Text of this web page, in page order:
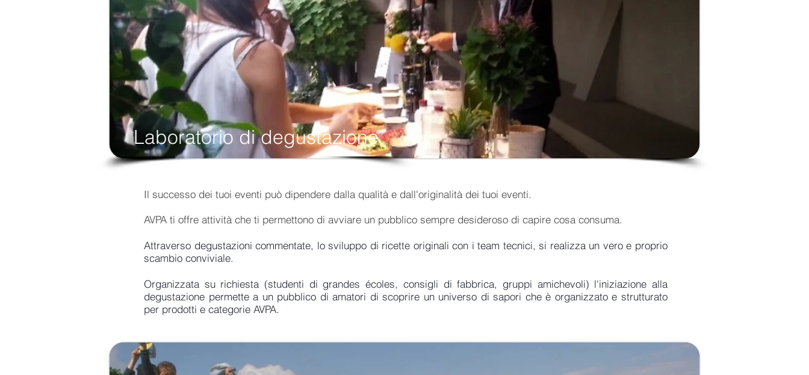
Laboratorio di degustazione
Il successo dei tuoi eventi può dipendere dalla qualità e dall'originalità dei tuoi eventi.
AVPA ti offre attività che ti permettono di avviare un pubblico sempre desideroso di capire cosa consuma.
Attraverso degustazioni commentate, lo sviluppo di ricette originali con i team tecnici, si realizza un vero e proprio
scambio conviviale.
Organizzata su richiesta (studenti di grandes écoles, consigli di fabbrica, gruppi amichevoli) l'iniziazione alla
degustazione permette a un pubblico di amatori di scoprire un universo di sapori che è organizzato e strutturato
per prodotti e categorie AVPA.